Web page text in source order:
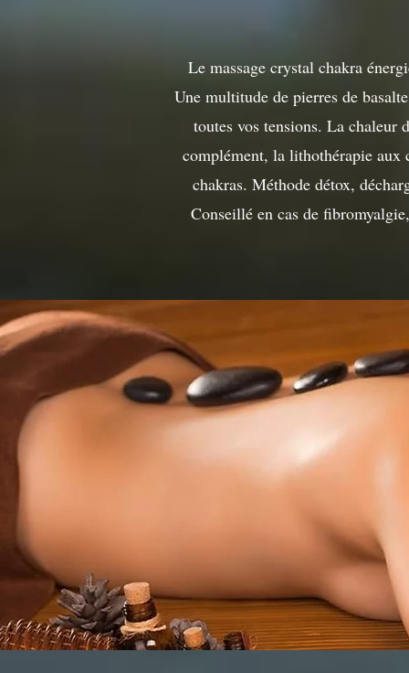
Le massage crystal chakra
Une multitude de pierres de
toutes vos tensions. La chaleur
complément, la lithothérapie aux
chakras. Méthode détox,
Conseillé en cas de